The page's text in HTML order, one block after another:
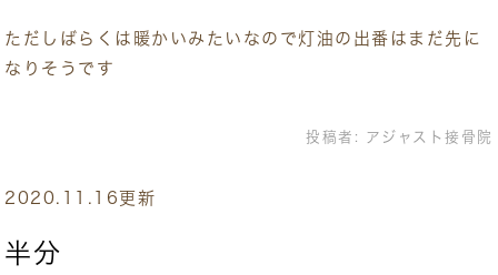
ただしばらくは暖かいみたいなので灯油の出番はまだ先に
なりそうです
投稿者: アジャスト接骨院
2020.11.16更新
半分